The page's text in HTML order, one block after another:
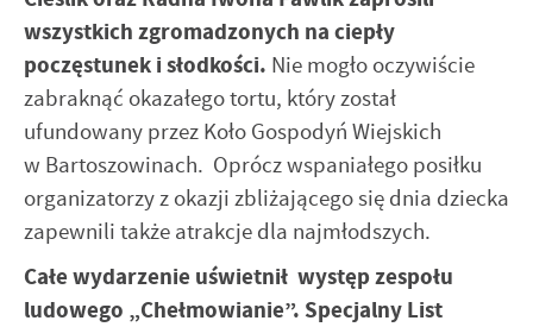
wszystkich zgromadzonych na ciepły
poczęstunek i słodkości. Nie mogło oczywiście
zabraknąć okazałego tortu, który został
ufundowany przez Koło Gospodyń Wiejskich
w Bartoszowinach. Oprócz wspaniałego posiłku
organizatorzy z okazji zbliżającego się dnia dziecka
zapewnili także atrakcje dla najmłodszych.
Całe wydarzenie uświetnił występ zespołu
ludowego „Chełmowianie”. Specjalny List